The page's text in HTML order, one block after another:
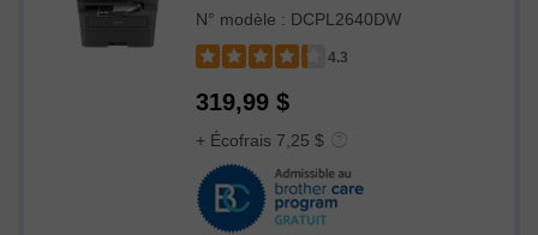
professionnelle compatible avec Refresh,
avec impression, copie et numérisation
mobiles et cartouche de 700 pages
N° modèle : DCPL2640DW
4.3
4.3
out
5
stars
319,99 $
+ Écofrais 7,25 $